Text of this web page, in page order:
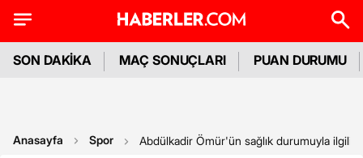
SON DAKİKA MAÇ SONUÇLARI PUAN DURUMU
Anasayfa Spor Abdülkadir Ömür'ün sağlık durumuyla ilgili